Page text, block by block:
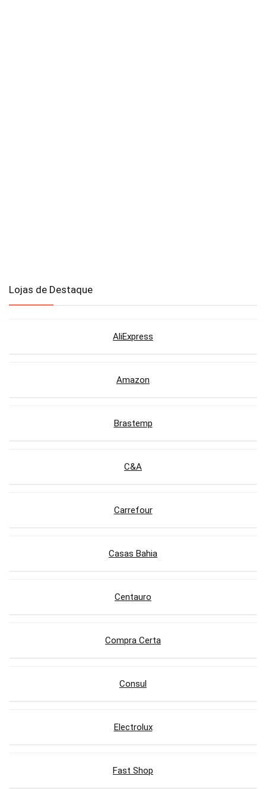
Lojas de Destaque
AliExpress
Amazon
Brastemp
C&A
Carrefour
Casas Bahia
Centauro
Compra Certa
Consul
Electrolux
Fast Shop